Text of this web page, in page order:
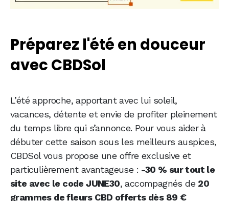
Préparez l'été en douceur
avec CBDSol
L’été approche, apportant avec lui soleil,
vacances, détente et envie de profiter pleinement
du temps libre qui s’annonce. Pour vous aider à
débuter cette saison sous les meilleurs auspices,
CBDSol vous propose une offre exclusive et
particulièrement avantageuse : -30 % sur tout le
site avec le code JUNE30, accompagnés de 20
grammes de fleurs CBD offerts dès 89 €